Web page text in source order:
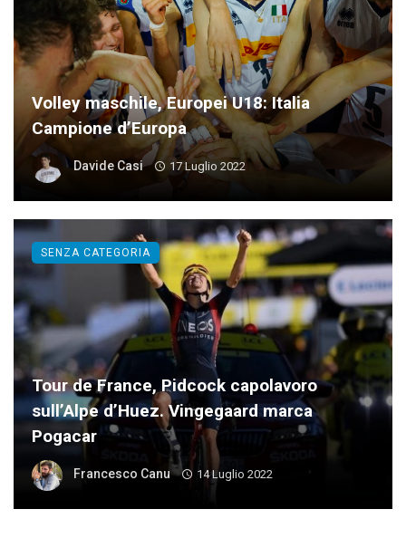
Volley maschile, Europei U18: Italia
Campione d’Europa
Davide Casi 17 Luglio 2022
Tour de France, Pidcock capolavoro
sull’Alpe d’Huez. Vingegaard marca
Pogacar
Francesco Canu 14 Luglio 2022
SENZA CATEGORIA